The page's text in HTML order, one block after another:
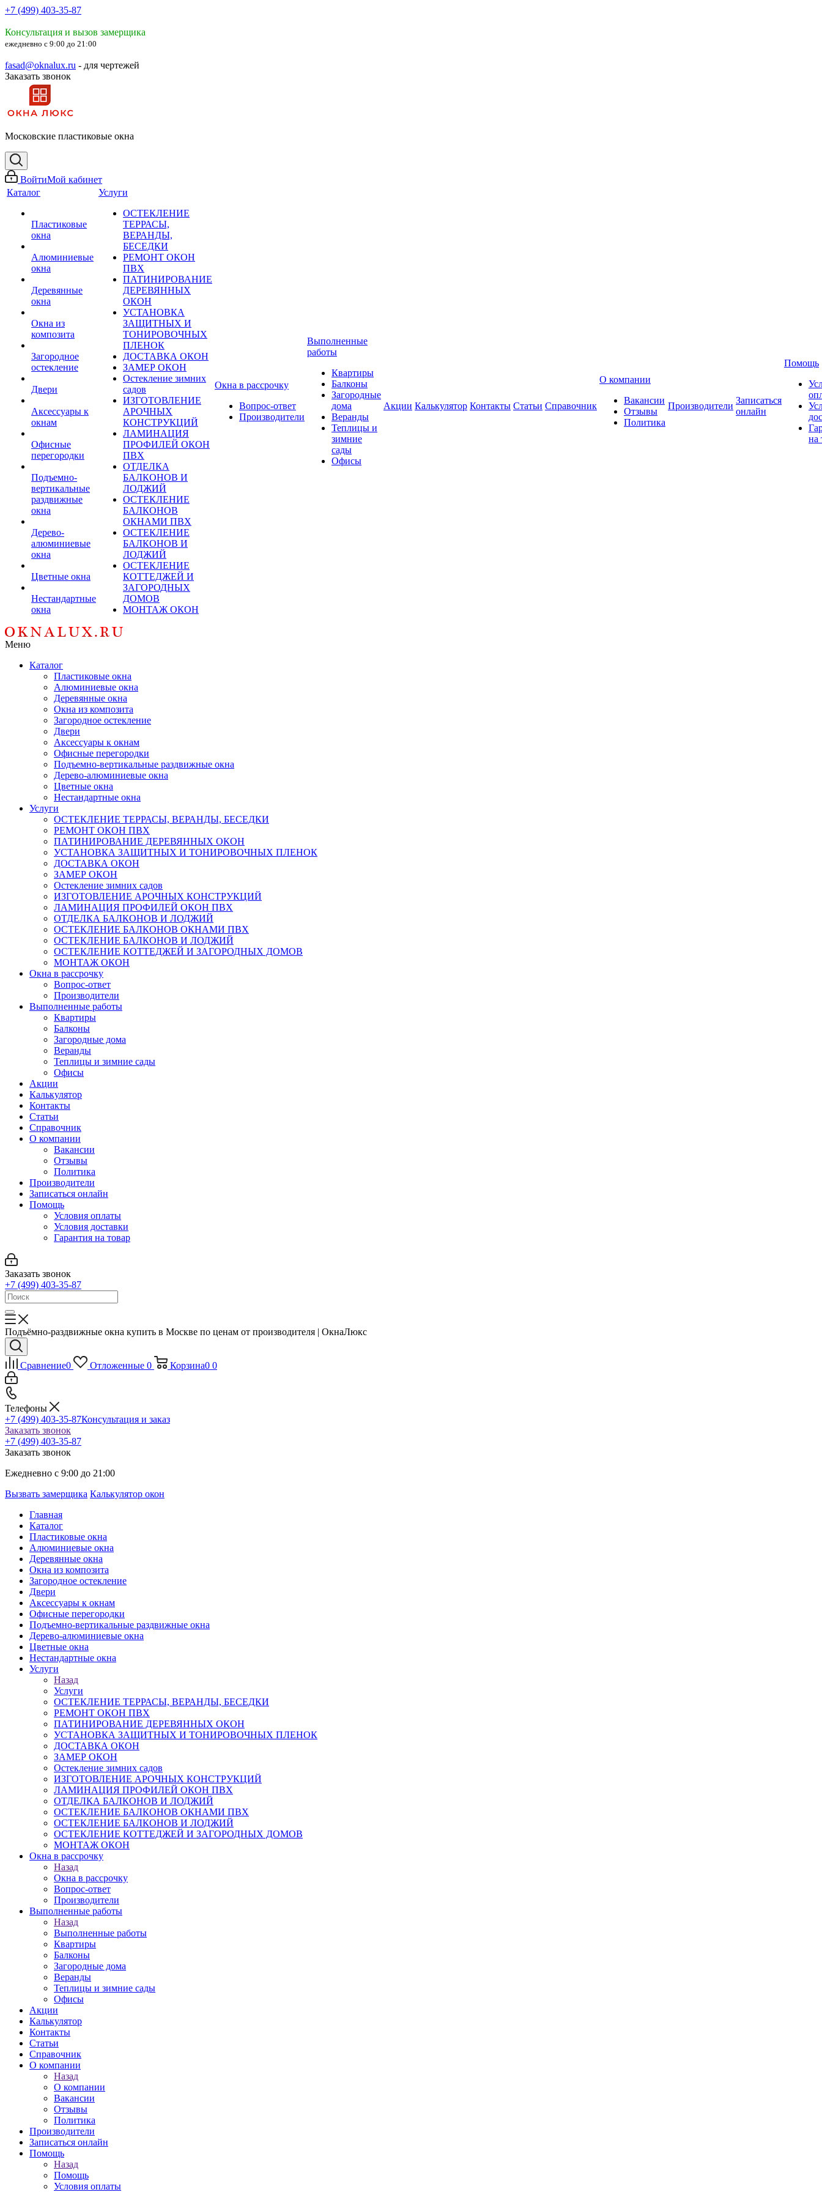
+7 (499) 403-35-87
Консультация и вызов замерщика
ежедневно с 9:00 до 21:00
fasad@oknalux.ru - для чертежей
Заказать звонок
Московские пластиковые окна
ВойтиМой кабинет
Каталог
Пластиковые
окна
Алюминиевые
окна
Деревянные
окна
Окна из
композита
Загородное
остекление
Двери
Аксессуары к
окнам
Офисные
перегородки
Подъемно-
вертикальные
раздвижные
окна
Дерево-
алюминиевые
окна
Цветные окна
Нестандартные
окна
Услуги
ОСТЕКЛЕНИЕ
ТЕРРАСЫ,
ВЕРАНДЫ,
БЕСЕДКИ
РЕМОНТ ОКОН
ПВХ
ПАТИНИРОВАНИЕ
ДЕРЕВЯННЫХ
ОКОН
УСТАНОВКА
ЗАЩИТНЫХ И
ТОНИРОВОЧНЫХ
ПЛЕНОК
ДОСТАВКА ОКОН
ЗАМЕР ОКОН
Остекление зимних
садов
ИЗГОТОВЛЕНИЕ
АРОЧНЫХ
КОНСТРУКЦИЙ
ЛАМИНАЦИЯ
ПРОФИЛЕЙ ОКОН
ПВХ
ОТДЕЛКА
БАЛКОНОВ И
ЛОДЖИЙ
ОСТЕКЛЕНИЕ
БАЛКОНОВ
ОКНАМИ ПВХ
ОСТЕКЛЕНИЕ
БАЛКОНОВ И
ЛОДЖИЙ
ОСТЕКЛЕНИЕ
КОТТЕДЖЕЙ И
ЗАГОРОДНЫХ
ДОМОВ
МОНТАЖ ОКОН
Окна в рассрочку
Вопрос-ответ
Производители
Выполненные
работы
Квартиры
Балконы
Загородные
дома
Веранды
Теплицы и
зимние
сады
Офисы
Акции Калькулятор Контакты Статьи Справочник
О компании
Вакансии
Отзывы
Политика
Производители
Записаться
онлайн
Помощь
на
Меню
Каталог
Пластиковые окна
Алюминиевые окна
Деревянные окна
Окна из композита
Загородное остекление
Двери
Аксессуары к окнам
Офисные перегородки
Подъемно-вертикальные раздвижные окна
Дерево-алюминиевые окна
Цветные окна
Нестандартные окна
Услуги
ОСТЕКЛЕНИЕ ТЕРРАСЫ, ВЕРАНДЫ, БЕСЕДКИ
РЕМОНТ ОКОН ПВХ
ПАТИНИРОВАНИЕ ДЕРЕВЯННЫХ ОКОН
УСТАНОВКА ЗАЩИТНЫХ И ТОНИРОВОЧНЫХ ПЛЕНОК
ДОСТАВКА ОКОН
ЗАМЕР ОКОН
Остекление зимних садов
ИЗГОТОВЛЕНИЕ АРОЧНЫХ КОНСТРУКЦИЙ
ЛАМИНАЦИЯ ПРОФИЛЕЙ ОКОН ПВХ
ОТДЕЛКА БАЛКОНОВ И ЛОДЖИЙ
ОСТЕКЛЕНИЕ БАЛКОНОВ ОКНАМИ ПВХ
ОСТЕКЛЕНИЕ БАЛКОНОВ И ЛОДЖИЙ
ОСТЕКЛЕНИЕ КОТТЕДЖЕЙ И ЗАГОРОДНЫХ ДОМОВ
МОНТАЖ ОКОН
Окна в рассрочку
Вопрос-ответ
Производители
Выполненные работы
Квартиры
Балконы
Загородные дома
Веранды
Теплицы и зимние сады
Офисы
Акции
Калькулятор
Контакты
Статьи
Справочник
О компании
Вакансии
Отзывы
Политика
Производители
Записаться онлайн
Помощь
Условия оплаты
Условия доставки
Гарантия на товар
Заказать звонок
+7 (499) 403-35-87
Подъёмно-раздвижные окна купить в Москве по ценам от производителя | ОкнаЛюкс
Сравнение0 Отложенные 0 Корзина0 0
Телефоны
+7 (499) 403-35-87Консультация и заказ
Заказать звонок
+7 (499) 403-35-87
Заказать звонок
Ежедневно с 9:00 до 21:00
Вызвать замерщика Калькулятор окон
Главная
Каталог
Пластиковые окна
Алюминиевые окна
Деревянные окна
Окна из композита
Загородное остекление
Двери
Аксессуары к окнам
Офисные перегородки
Подъемно-вертикальные раздвижные окна
Дерево-алюминиевые окна
Цветные окна
Нестандартные окна
Услуги
Назад
Услуги
ОСТЕКЛЕНИЕ ТЕРРАСЫ, ВЕРАНДЫ, БЕСЕДКИ
РЕМОНТ ОКОН ПВХ
ПАТИНИРОВАНИЕ ДЕРЕВЯННЫХ ОКОН
УСТАНОВКА ЗАЩИТНЫХ И ТОНИРОВОЧНЫХ ПЛЕНОК
ДОСТАВКА ОКОН
ЗАМЕР ОКОН
Остекление зимних садов
ИЗГОТОВЛЕНИЕ АРОЧНЫХ КОНСТРУКЦИЙ
ЛАМИНАЦИЯ ПРОФИЛЕЙ ОКОН ПВХ
ОТДЕЛКА БАЛКОНОВ И ЛОДЖИЙ
ОСТЕКЛЕНИЕ БАЛКОНОВ ОКНАМИ ПВХ
ОСТЕКЛЕНИЕ БАЛКОНОВ И ЛОДЖИЙ
ОСТЕКЛЕНИЕ КОТТЕДЖЕЙ И ЗАГОРОДНЫХ ДОМОВ
МОНТАЖ ОКОН
Окна в рассрочку
Назад
Окна в рассрочку
Вопрос-ответ
Производители
Выполненные работы
Назад
Выполненные работы
Квартиры
Балконы
Загородные дома
Веранды
Теплицы и зимние сады
Офисы
Акции
Калькулятор
Контакты
Статьи
Справочник
О компании
Назад
О компании
Вакансии
Отзывы
Политика
Производители
Записаться онлайн
Помощь
Назад
Помощь
Условия оплаты